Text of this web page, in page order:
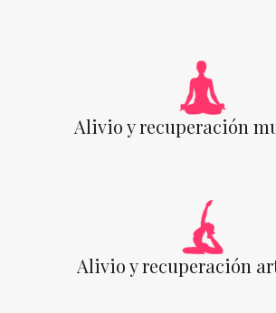
Alivio y recuperación
Alivio y recuperación